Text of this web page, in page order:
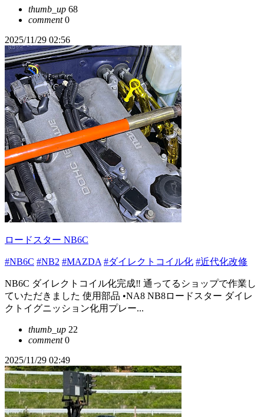
thumb_up 68
comment0
2025/11/29 02:56
ロードスター NB6C
#NB6C #NB2 #MAZDA #ダイレクトコイル化 #近代化改修
NB6C ダイレクトコイル化完成‼︎ 通ってるショップで作業し
ていただきました 使用部品 •NA8 NB8ロードスター ダイレ
クトイグニッション化用プレー...
thumb_up 22
comment0
2025/11/29 02:49